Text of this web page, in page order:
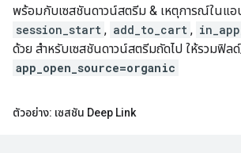
พร้อมกับเซสชันดาวน์สตรีม & เหตุการณ์ในแอ
session_start , add_to_cart ,
ด้วย สำหรับเซสชันดาวน์สตรีมถัดไป ให้รวมฟิล
app_open_source=organic
ตัวอย่าง: เซสชัน Deep Link